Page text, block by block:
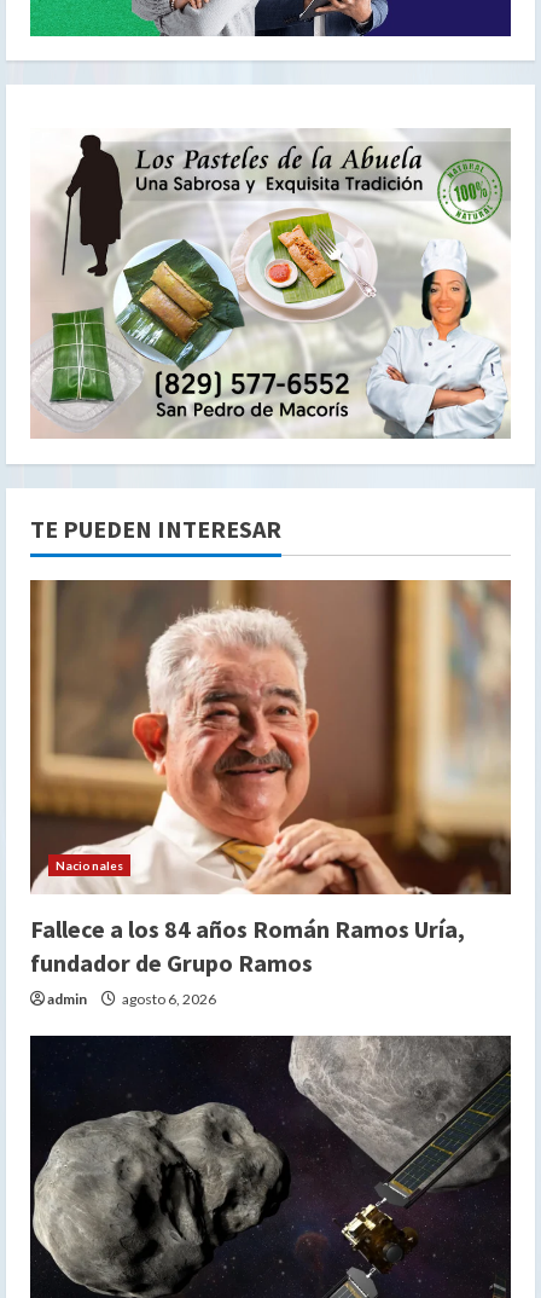
TE PUEDEN INTERESAR
Nacionales
Fallece a los 84 años Román Ramos Uría,
fundador de Grupo Ramos
admin agosto 6, 2026